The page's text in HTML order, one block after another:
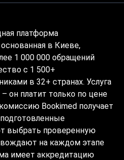
платформа
в Киеве,
1 000 000 обращений
с 1 500+
в 32+ странах. Услуга
он платит только по цене
Bookimed получает
выбрать проверенную
на каждом этапе
имеет аккредитацию